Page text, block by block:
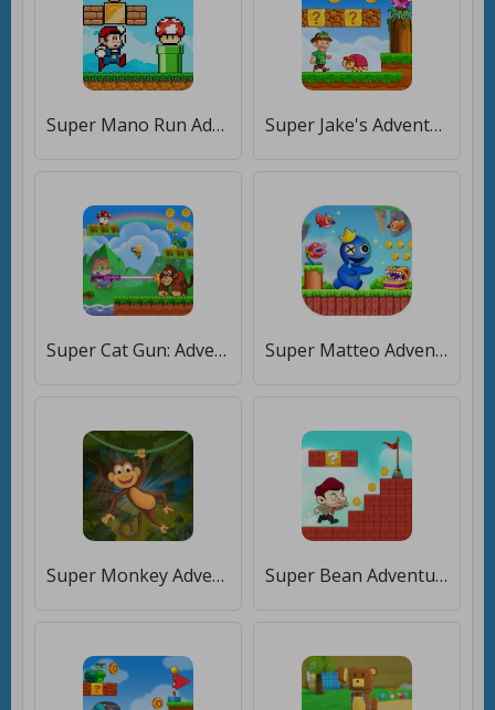
Super Mano Run Adventure [Много денег] Super Jake's Adventure [Бесплатные покупки]
Super Cat Gun: Adventure World [Много монет] Super Matteo Adventure [Много денег]
Super Monkey Adventure King [Мод меню] Super Bean Adventure: Run Game [Много монет]